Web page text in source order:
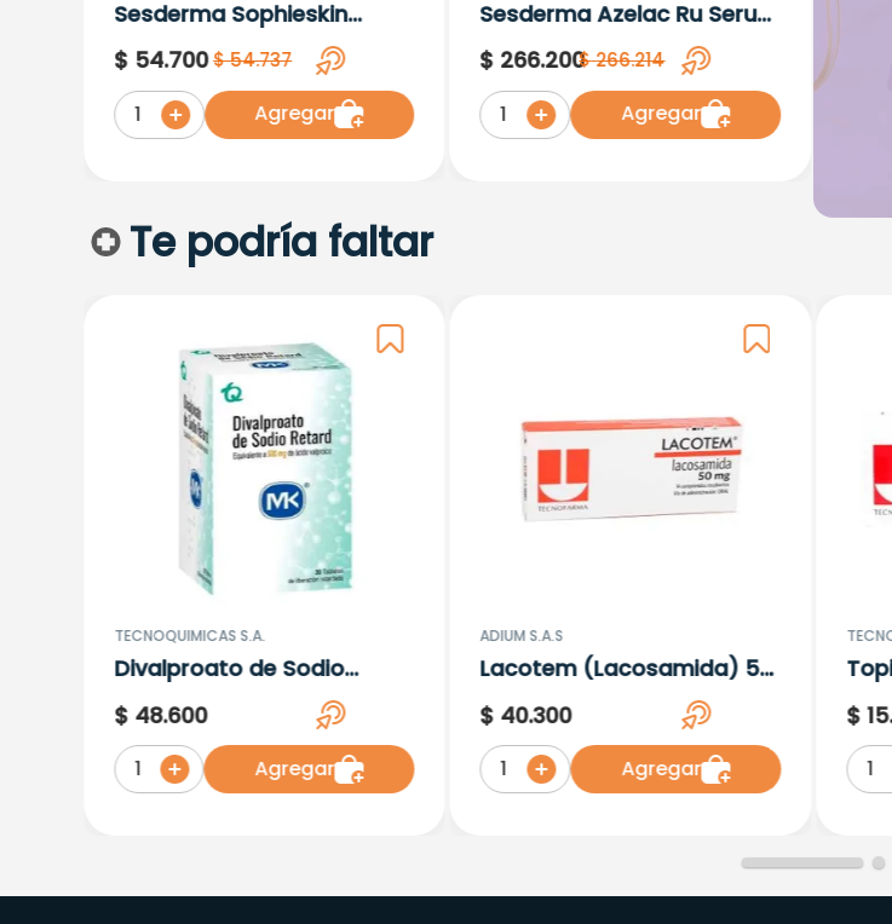
Sesderma Sophieskin
Proteccion Facial Kids
Hypoallergenic Spf 500
Moisturising
$ 54.700$54.737
1 Agregar
Sesderma Azelac Ru Serum
Liposomal x 30ml
$ 266.200$266.214
1 Agregar
Te podría faltar
TECNOQUIMICAS S.A.
Divalproato de Sodio
Retard 500 Mg X 30
Tabletas
$ 48.600
1 Agregar
ADIUM S.A.S
Lacotem (Lacosamida) 50
Mg X 14 Comprimidos
$ 40.300
1 Agregar
$ 15.
1